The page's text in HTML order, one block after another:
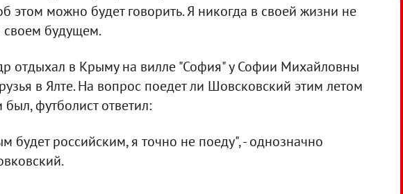
этом можно будет говорить. Я никогда в своей жизни не
своем будущем.
отдыхал в Крыму на вилле "София" у Софии Михайловны
в Ялте. На вопрос поедет ли Шовсковский этим летом
футболист ответил:
будет российским, я точно не поеду", - однозначно